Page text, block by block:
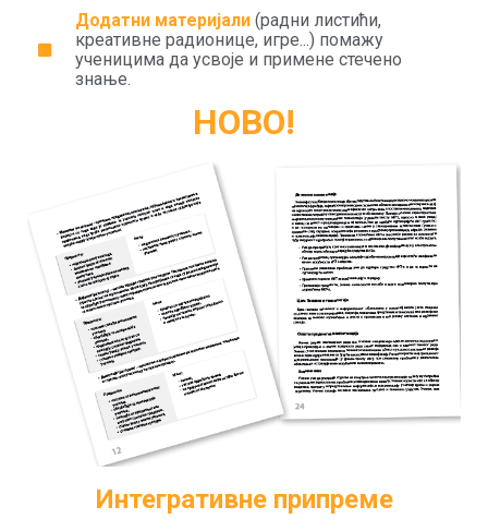
Додатни материјали(радни листићи,
креативне радионице, игре...) помажу
ученицима да усвоје и примене стечено
знање.
НОВО!
Интегративне припреме